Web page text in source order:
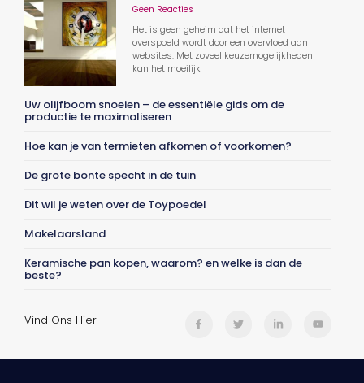
Geen Reacties
Het is geen geheim dat het internet
overspoeld wordt door een overvloed aan
websites. Met zoveel keuzemogelijkheden
kan het moeilijk
Uw olijfboom snoeien – de essentiële gids om de
productie te maximaliseren
Hoe kan je van termieten afkomen of voorkomen?
De grote bonte specht in de tuin
Dit wil je weten over de Toypoedel
Makelaarsland
Keramische pan kopen, waarom? en welke is dan de
beste?
Vind Ons Hier